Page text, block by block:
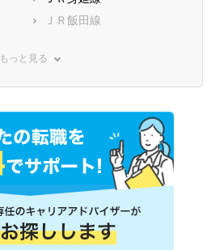
ＪＲ飯田線
静岡鉄道静岡清水線
大井川鐵道大井川本線
もっと見る